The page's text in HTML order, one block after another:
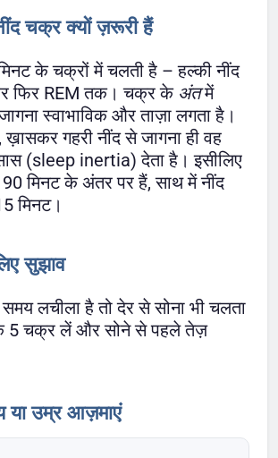
चक्र क्यों ज़रूरी हैं
के चक्रों में चलती है – हल्की नींद
फिर REM तक। चक्र के अंतमें
स्वाभाविक और ताज़ा लगता है।
गहरी नींद से जागना ही वह
(sleep inertia) देता है। इसीलिए
मिनट के अंतर पर हैं, साथ में नींद
मिनट।
सुझाव
लचीला है तो देर से सोना भी चलता
5 चक्र लें और सोने से पहले तेज़
उम्र आज़माएं